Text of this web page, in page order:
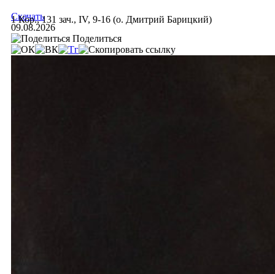
1 Кор., 131 зач., IV, 9-16 (о. Дмитрий Барицкий)
Скачать
09.08.2026
Поделиться